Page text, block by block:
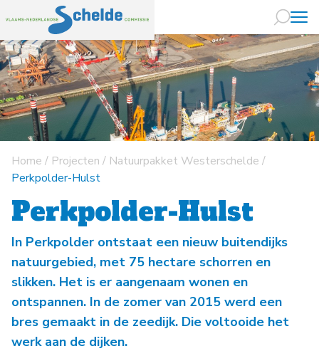
Naar
Home / Projecten / Natuurpakket Westerschelde /
Perkpolder-Hulst
Perkpolder-Hulst
In Perkpolder ontstaat een nieuw buitendijks
natuurgebied, met 75 hectare schorren en
slikken. Het is er aangenaam wonen en
ontspannen. In de zomer van 2015 werd een
bres gemaakt in de zeedijk. Die voltooide het
werk aan de dijken.